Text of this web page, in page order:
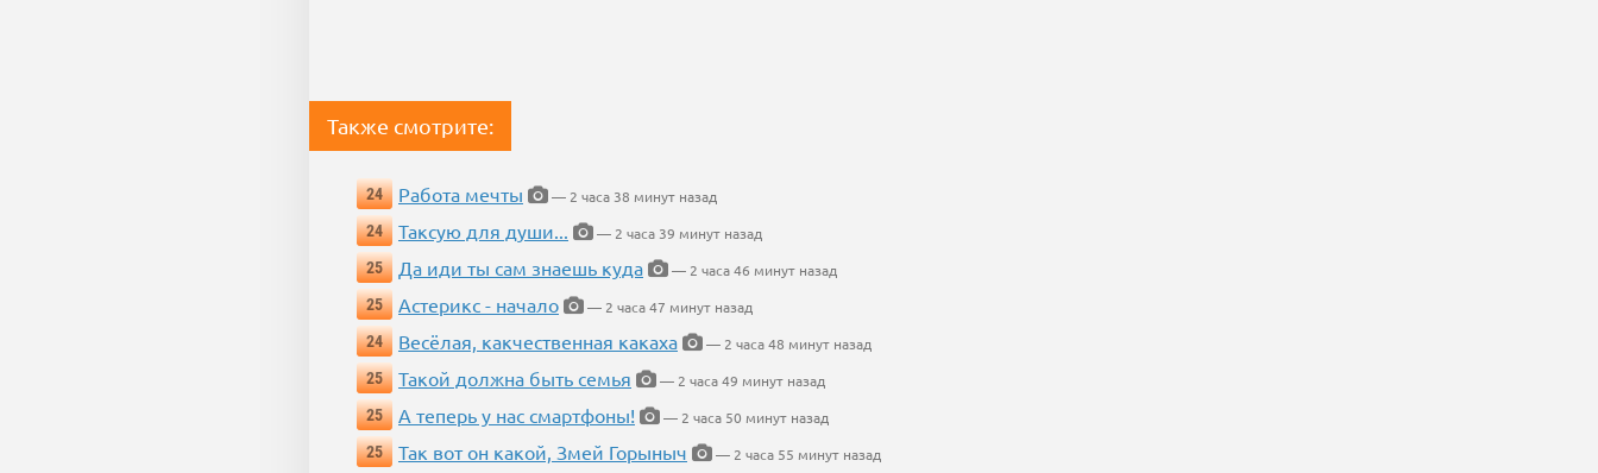
Также смотрите:
24 Работа мечты
— 2 часа 38 минут назад
24
Таксую для души...
— 2 часа 39 минут назад
25
Да иди ты сам знаешь куда
— 2 часа 46 минут назад
25
Астерикс - начало
— 2 часа 47 минут назад
24
Весёлая, какчественная какаха
— 2 часа 48 минут назад
25
Такой должна быть семья
— 2 часа 49 минут назад
25
А теперь у нас смартфоны!
— 2 часа 50 минут назад
25
Так вот он какой, Змей Горыныч
— 2 часа 55 минут назад